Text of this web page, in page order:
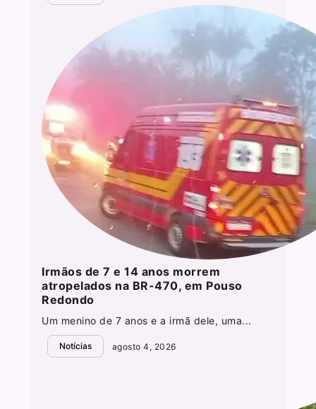
Irmãos de 7 e 14 anos morrem
atropelados na BR-470, em Pouso
Redondo
Um menino de 7 anos e a irmã dele, uma...
Notícias agosto 4, 2026